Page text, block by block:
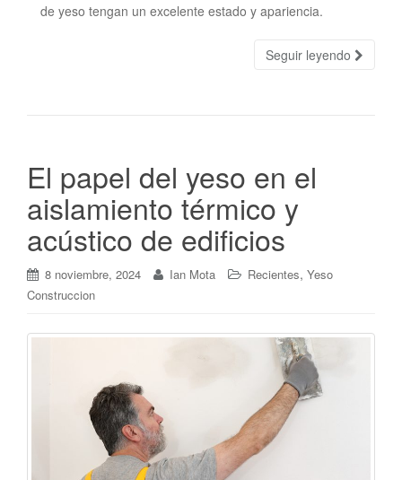
de yeso tengan un excelente estado y apariencia.
Seguir leyendo
El papel del yeso en el
aislamiento térmico y
acústico de edificios
8 noviembre, 2024 Ian Mota Recientes, Yeso
Construccion